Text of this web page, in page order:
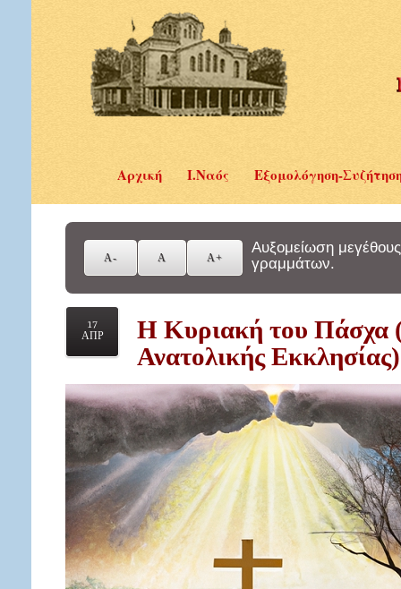
Αρχική Ι.Ναός Εξομολόγηση-
Αυξομείωση μεγέθους
γραμμάτων.
17
ΑΠΡ
Η Κυριακή του Πάσχα
Ανατολικής Εκκλησίας)